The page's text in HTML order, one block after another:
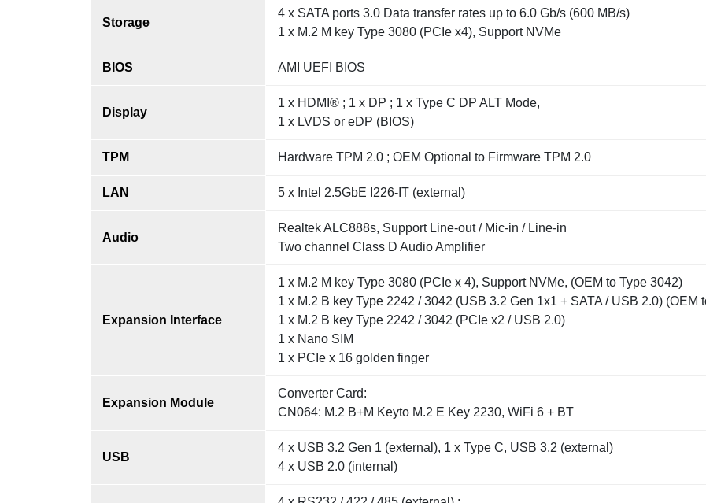
Storage
4 x SATA ports 3.0 Data transfer rates up to 6.0 Gb/s (600 MB/s)
1 x M.2 M key Type 3080 (PCIe x4), Support NVMe
BIOS AMI UEFI BIOS
Display
1 x HDMI® ; 1 x DP ; 1 x Type C DP ALT Mode,
1 x LVDS or eDP (BIOS)
TPM Hardware TPM 2.0 ; OEM Optional to Firmware TPM 2.0
LAN 5 x Intel 2.5GbE I226-IT (external)
Audio
Realtek ALC888s, Support Line-out / Mic-in / Line-in
Two channel Class D Audio Amplifier
Expansion Interface
1 x M.2 M key Type 3080 (PCIe x 4), Support NVMe, (OEM to Type 3042)
1 x M.2 B key Type 2242 / 3042 (USB 3.2 Gen 1x1 + SATA / USB 2.0) (OEM
1 x M.2 B key Type 2242 / 3042 (PCIe x2 / USB 2.0)
1 x Nano SIM
1 x PCIe x 16 golden finger
Expansion Module
Converter Card:
CN064: M.2 B+M Keyto M.2 E Key 2230, WiFi 6 + BT
USB
4 x USB 3.2 Gen 1 (external), 1 x Type C, USB 3.2 (external)
4 x USB 2.0 (internal)